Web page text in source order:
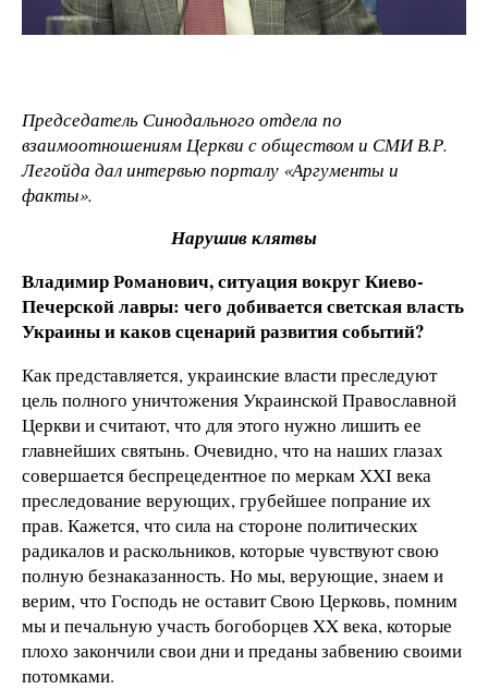
Председатель Синодального отдела по
взаимоотношениям Церкви с обществом и СМИ В.Р.
Легойда дал интервью порталу «Аргументы и
факты».
Нарушив клятвы
Владимир Романович, ситуация вокруг Киево-
Печерской лавры: чего добивается светская власть
Украины и каков сценарий развития событий?
Как представляется, украинские власти преследуют
цель полного уничтожения Украинской Православной
Церкви и считают, что для этого нужно лишить ее
главнейших святынь. Очевидно, что на наших глазах
совершается беспрецедентное по меркам XXI века
преследование верующих, грубейшее попрание их
прав. Кажется, что сила на стороне политических
радикалов и раскольников, которые чувствуют свою
полную безнаказанность. Но мы, верующие, знаем и
верим, что Господь не оставит Свою Церковь, помним
мы и печальную участь богоборцев XX века, которые
плохо закончили свои дни и преданы забвению своими
потомками.